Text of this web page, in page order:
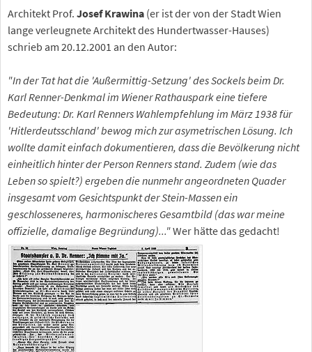
Architekt Prof. Josef Krawina (er ist der von der Stadt Wien
lange verleugnete Architekt des Hundertwasser-Hauses)
schrieb am 20.12.2001 an den Autor:
"In der Tat hat die 'Außermittig-Setzung' des Sockels beim Dr.
Karl Renner-Denkmal im Wiener Rathauspark eine tiefere
Bedeutung: Dr. Karl Renners Wahlempfehlung im März 1938 für
'Hitlerdeutsschland' bewog mich zur asymetrischen Lösung. Ich
wollte damit einfach dokumentieren, dass die Bevölkerung nicht
einheitlich hinter der Person Renners stand. Zudem (wie das
Leben so spielt?) ergeben die nunmehr angeordneten Quader
insgesamt vom Gesichtspunkt der Stein-Massen ein
geschlosseneres, harmonischeres Gesamtbild (das war meine
offizielle, damalige Begründung)..."Wer hätte das gedacht!